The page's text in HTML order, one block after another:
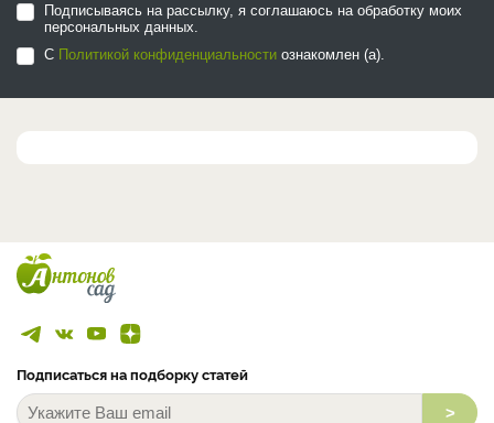
Подписываясь на рассылку, я соглашаюсь на обработку моих
персональных данных.
С Политикой конфиденциальности ознакомлен (а).
Подписаться на подборку статей
>